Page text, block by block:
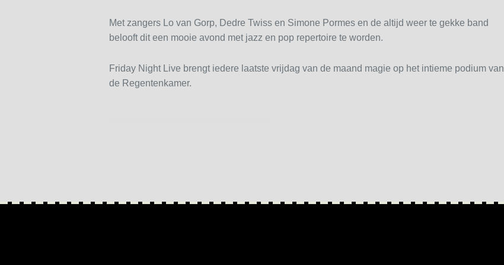
Met zangers Lo van Gorp, Dedre Twiss en Simone Pormes en de altijd weer te gekke band
belooft dit een mooie avond met jazz en pop repertoire te worden.
Friday Night Live brengt iedere laatste vrijdag van de maand magie op het intieme podium van
de Regentenkamer.